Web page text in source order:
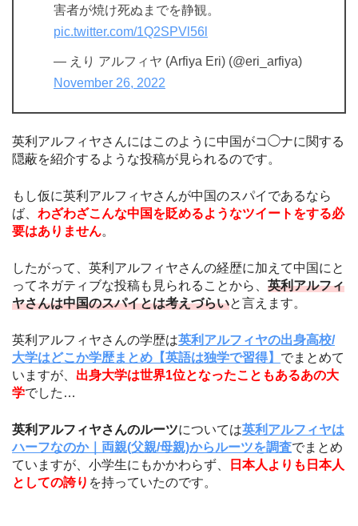
害者が焼け死ぬまでを静観。
pic.twitter.com/1Q2SPVl56l
— えり アルフィヤ (Arfiya Eri) (@eri_arfiya)
November 26, 2022
英利アルフィヤさんにはこのように中国がコ◯ナに関する
隠蔽を紹介するような投稿が見られるのです。
もし仮に英利アルフィヤさんが中国のスパイであるなら
ば、 わざわざこんな中国を貶めるようなツイートをする必
要はありません。
したがって、英利アルフィヤさんの経歴に加えて中国にと
ってネガティブな投稿も見られることから、 英利アルフィ
ヤさんは中国のスパイとは考えづらいと言えます。
英利アルフィヤさんの学歴は英利アルフィヤの出身高校/
大学はどこか学歴まとめ【英語は独学で習得】 でまとめて
いますが、 出身大学は世界1位となったこともあるあの大
学でした…
英利アルフィヤさんのルーツについては英利アルフィヤは
ハーフなのか｜両親(父親/母親)からルーツを調査でまとめ
ていますが、小学生にもかかわらず、
日本人よりも日本人
としての誇り を持っていたのです。